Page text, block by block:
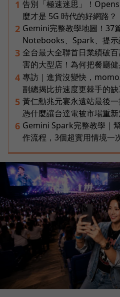
1 告別「極速迷思」！
麼才是 5G 時代的好網路？
2 Gemini完整教學地圖！37
Notebooks、Spark、提示
3 全台最大全聯首日業績破
害的大型店！為何把餐廳
4 專訪｜進貨沒變快，
副總揭比拚速度更棘手的缺
5 黃仁勳兆元宴永遠站最後
憑什麼讓台達電被市場重新
6 Gemini Spark完整教學｜
作流程，3個超實用情境一